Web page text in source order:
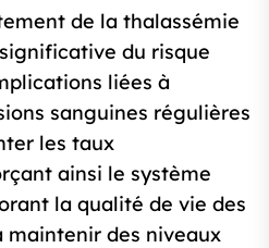
de la thalassémie
du risque
liées à
sanguines régulières
les taux
ainsi le système
la qualité de vie des
maintenir des niveaux